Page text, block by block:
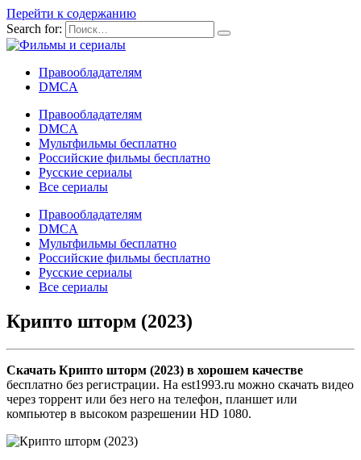
Перейти к содержанию
Search for:
Правообладателям
DMCA
Правообладателям
DMCA
Мультфильмы бесплатно
Российские фильмы бесплатно
Русские сериалы
Все сериалы
Правообладателям
DMCA
Мультфильмы бесплатно
Российские фильмы бесплатно
Русские сериалы
Все сериалы
Крипто шторм (2023)
Скачать Крипто шторм (2023) в хорошем качестве
бесплатно без регистрации. На est1993.ru можно скачать видео
через торрент или без него на телефон, планшет или
компьютер в высоком разрешении HD 1080.